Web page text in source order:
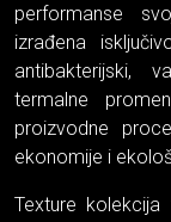
performanse
izrađena
antibakterijski,
termalne
proizvodne
ekonomije i
Texture